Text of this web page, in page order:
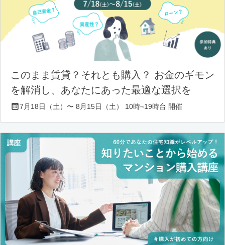
このまま賃貸？それとも購入？ お金のギモン
を解消し、あなたにあった最適な選択を
7月18日（土）〜 8月15日（土） 10時~19時台 開催